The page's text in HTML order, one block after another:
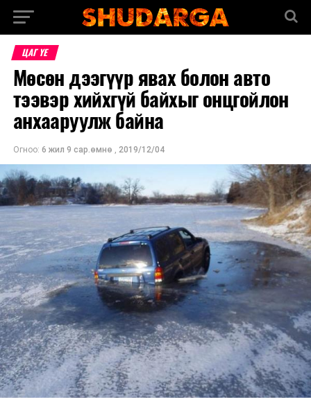
ЦАГ ҮЕ
Мөсөн дээгүүр явах болон авто
тээвэр хийхгүй байхыг онцгойлон
анхааруулж байна
Огноо: 6 жил 9 сар.өмнө , 2019/12/04